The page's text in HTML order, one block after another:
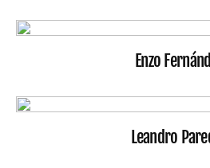
Enzo
Leandro